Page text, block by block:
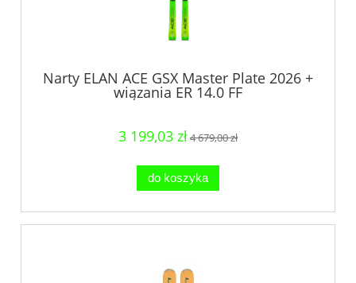
Narty ELAN ACE GSX Master Plate 2026 +
wiązania ER 14.0 FF
3 199,03 zł4 679,00 zł
do koszyka